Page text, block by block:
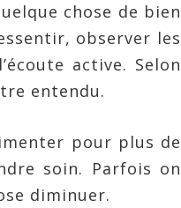
chose de bien
observer les
active. Selon
entendu.
pour plus de
soin. Parfois on
diminuer.